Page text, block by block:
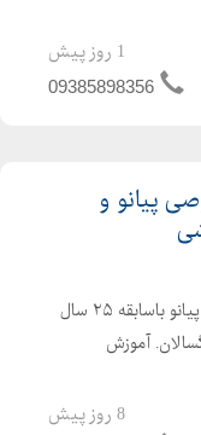
1 روز پیش
09385898356
پیانو و
تدریس خصوصی پیانو باسابقه ۲۵ سال
آموزش
ویژه کودکان و
8 روز پیش